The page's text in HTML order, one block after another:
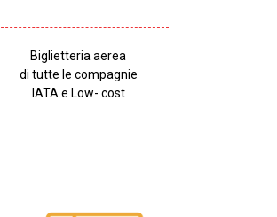
Biglietteria aerea
di tutte le compagnie
IATA e Low- cost